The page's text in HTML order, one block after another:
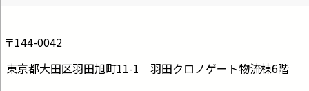
〒144-0042
東京都大田区羽田旭町11-1　羽田クロノゲート物流棟6階